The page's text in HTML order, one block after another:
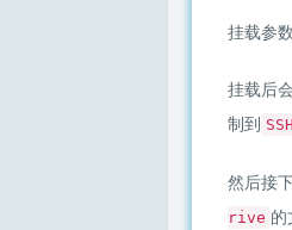
挂载参
挂载后
制到 SSH
然后接
rive 的